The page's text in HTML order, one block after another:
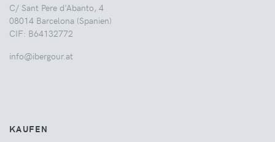
C/ Sant Pere d'Abanto, 4
08014 Barcelona (Spanien)
CIF: B64132772
info@ibergour.at
KAUFEN